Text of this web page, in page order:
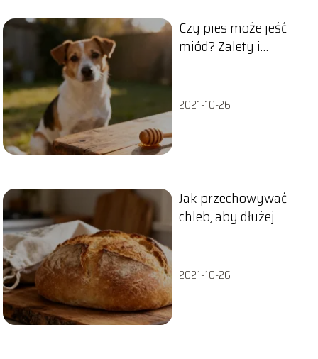
Czy pies może jeść
miód? Zalety i
2021-10-26
Jak przechowywać
chleb, aby dłużej
2021-10-26